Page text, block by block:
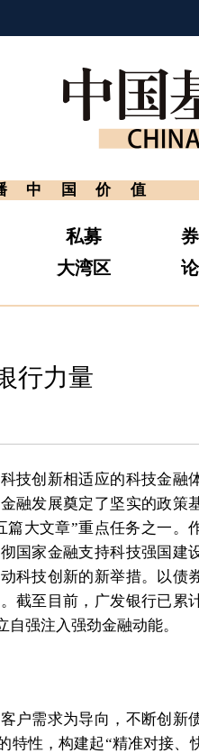
中国价值
私募
大湾区
行力量
技创新相适应的科技金融
融发展奠定了坚实的政策
大文章”重点任务之一。
国家金融支持科技强国建
科技创新的新举措。以债
截至目前，广发银行已累
强注入强劲金融动能。
户需求为导向，不断创新
特性，构建起“精准对接、